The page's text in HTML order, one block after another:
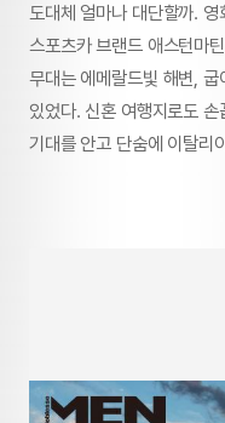
도대체 얼마나 대단할까. 영
스포츠카 브랜드 애스턴마
무대는 에메랄드빛 해변, 굽
있었다. 신혼 여행지로도 손
기대를 안고 단숨에 이탈리